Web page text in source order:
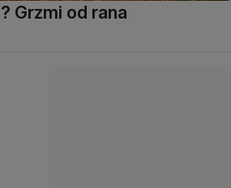
Grzmi od rana